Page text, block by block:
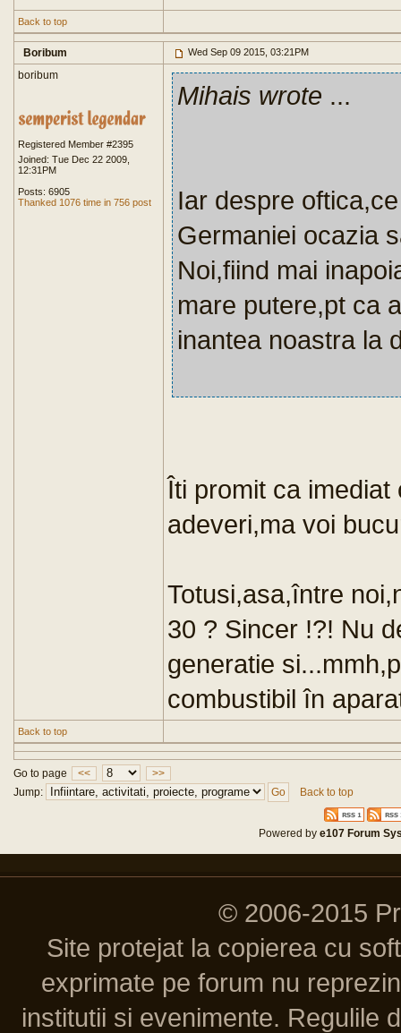
Back to top
Boribum Wed Sep 09 2015, 03:21PM
boribum
Registered Member #2395
Joined: Tue Dec 22 2009,
12:31PM
Posts: 6905
Thanked 1076 time in 756 post
Mihais wrote ...
Iar despre
Germaniei ocazia
Noi,fiind mai
mare putere,pt ca
inantea noastra la
Îti promit ca
adeveri,ma voi
Totusi,asa,între
30 ? Sincer !?! Nu
generatie
combustibil în
Back to top
Go to page <<
>>
Jump:
Back to top
Powered bye107 Forum
© 2006-2015
Site protejat la copierea cu
exprimate pe forum nu
institutii si evenimente. Regulile